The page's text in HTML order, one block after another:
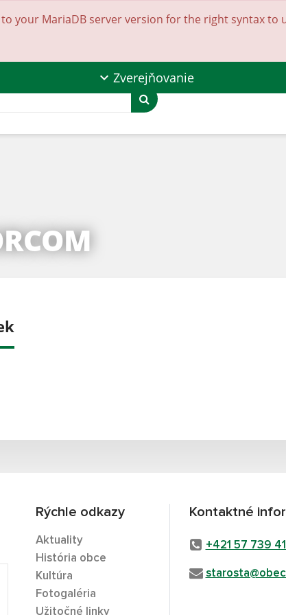
your MariaDB server version for the right syntax to
Zverejňovanie
Rýchle odkazy
Aktuality
História obce
Kultúra
Fotogaléria
Užitočné linky
Kontaktné
+421 57 739